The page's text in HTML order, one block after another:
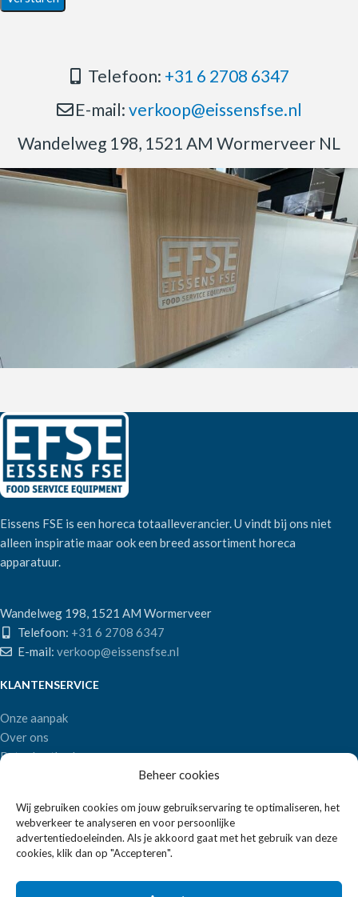
Beheer cookies
Wij gebruiken cookies om jouw gebruikservaring te optimaliseren, het
webverkeer te analyseren en voor persoonlijke
advertentiedoeleinden. Als je akkoord gaat met het gebruik van deze
cookies, klik dan op "Accepteren".
Telefoon: +31 6 2708 6347
E-mail: verkoop@eissensfse.nl
Wandelweg 198, 1521 AM Wormerveer NL
Eissens FSE is een horeca totaalleverancier. U vindt bij ons niet
alleen inspiratie maar ook een breed assortiment horeca
apparatuur.
Wandelweg 198, 1521 AM Wormerveer
Telefoon: +31 6 2708 6347
E-mail: verkoop@eissensfse.nl
KLANTENSERVICE
Onze aanpak
Over ons
Betaalmethoden
POPULAIRE MERKEN
APS Germany
Bartscher